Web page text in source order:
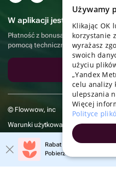
W aplikacji jest to jeszcze
Płatność z bonusami,
pomocą techniczną
Pobierz
© Flowwow, inc
Warunki użytkowania
Polityka prywatnościRabat 20% na pierwsze
Pobierz aplikację i
Używamy
Klikając OK
korzystanie
wyrażasz
swoich
użyciu
„Yandex
celu analizy
ulepszania
Więcej
Polityce